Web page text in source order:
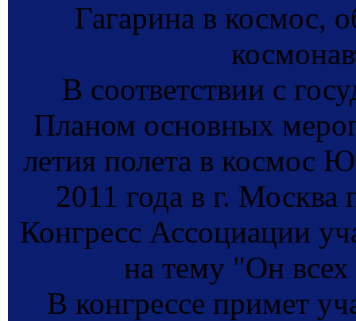
Гагарина в космос,
В соответствии с
Планом основных
летия полета в космос
2011 года в г.
Конгресс Ассоциации
на тему "Он всех
В конгрессе примет